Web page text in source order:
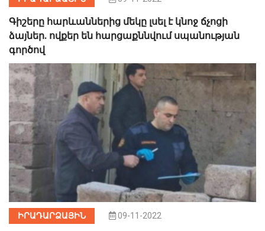
Գիշերը հարևաններից մեկը լսել է կնոջ ճչոցի
ձայներ. ովքեր են հարցաքննվում սպանության
գործով
ԻՐԱԴԱՐՁԱՅԻՆ 09-11-2022